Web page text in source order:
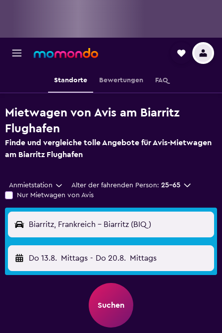
Standorte Bewertungen FAQ
Mietwagen von Avis am Biarritz
Flughafen
Finde und vergleiche tolle Angebote für Avis-Mietwagen
am Biarritz Flughafen
Anmietstation Alter der fahrenden Person: 25-65
Nur Mietwagen von Avis
Biarritz, Frankreich - Biarritz (BIQ)
Do 13.8. Mittags - Do 20.8. Mittags
Suchen